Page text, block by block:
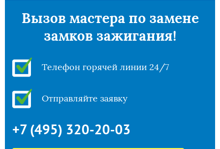
Вызов мастера по замене
замков зажигания!
Телефон горячей линии 24/7
Отправляйте заявку
+7 (495) 320-20-03